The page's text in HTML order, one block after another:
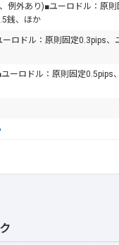
例外あり)■ユーロドル：原
銭、ほか
ロドル：原則固定0.3pips
ーロドル：原則固定0.5pips